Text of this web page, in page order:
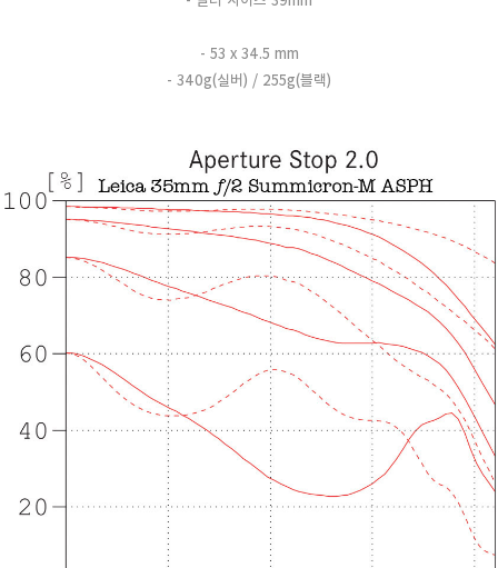
- 53 x 34.5 mm
- 340g(실버) / 255g(블랙)